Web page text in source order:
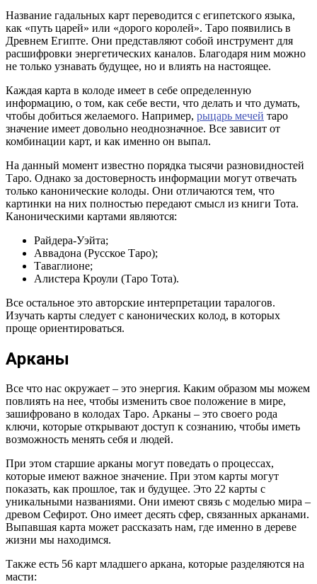
Название гадальных карт переводится с египетского языка,
как «путь царей» или «дорого королей». Таро появились в
Древнем Египте. Они представляют собой инструмент для
расшифровки энергетических каналов. Благодаря ним можно
не только узнавать будущее, но и влиять на настоящее.
Каждая карта в колоде имеет в себе определенную
информацию, о том, как себе вести, что делать и что думать,
чтобы добиться желаемого. Например, рыцарь мечей таро
значение имеет довольно неоднозначное. Все зависит от
комбинации карт, и как именно он выпал.
На данный момент известно порядка тысячи разновидностей
Таро. Однако за достоверность информации могут отвечать
только канонические колоды. Они отличаются тем, что
картинки на них полностью передают смысл из книги Тота.
Каноническими картами являются:
Райдера-Уэйта;
Аввадона (Русское Таро);
Таваглионе;
Алистера Кроули (Таро Тота).
Все остальное это авторские интерпретации таралогов.
Изучать карты следует с канонических колод, в которых
проще ориентироваться.
Арканы
Все что нас окружает – это энергия. Каким образом мы можем
повлиять на нее, чтобы изменить свое положение в мире,
зашифровано в колодах Таро. Арканы – это своего рода
ключи, которые открывают доступ к сознанию, чтобы иметь
возможность менять себя и людей.
При этом старшие арканы могут поведать о процессах,
которые имеют важное значение. При этом карты могут
показать, как прошлое, так и будущее. Это 22 карты с
уникальными названиями. Они имеют связь с моделью мира –
древом Сефирот. Оно имеет десять сфер, связанных арканами.
Выпавшая карта может рассказать нам, где именно в дереве
жизни мы находимся.
Также есть 56 карт младшего аркана, которые разделяются на
масти: